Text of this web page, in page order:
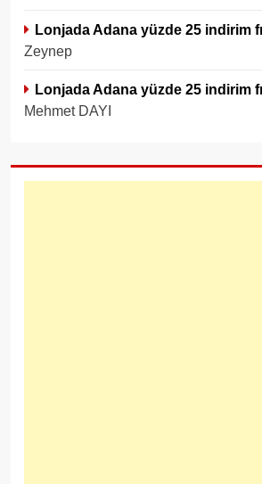
Lonjada Adana yüzde 25 indirim
Zeynep
Lonjada Adana yüzde 25 indirim
Mehmet DAYI